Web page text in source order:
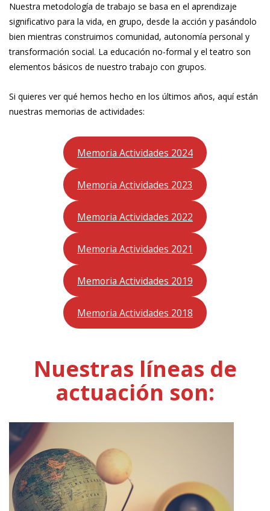
Nuestra metodología de trabajo se basa en el aprendizaje
significativo para la vida, en grupo, desde la acción y pasándolo
bien mientras construimos comunidad, autonomía personal y
transformación social. La educación no-formal y el teatro son
elementos básicos de nuestro trabajo con grupos.
Si quieres ver qué hemos hecho en los últimos años, aquí están
nuestras memorias de actividades:
Memoria Actividades 2024
Memoria Actividades 2023
Memoria Actividades 2022
Memoria Actividades 2021
Memoria Actividades 2019
Memoria Actividades 2018
Nuestras líneas de
actuación son: